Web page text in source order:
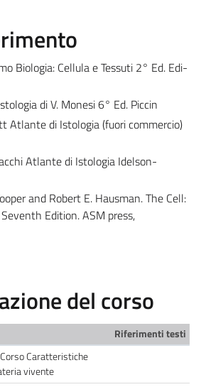
Biologia: Cellula e Tessuti 2° Ed. Edi-
di V. Monesi 6° Ed. Piccin
Atlante di Istologia (fuori commercio)
Atlante di Istologia Idelson-
and Robert E. Hausman. The Cell:
Edition. ASM press,
del corso
Riferimenti testi
Caratteristiche
vivente